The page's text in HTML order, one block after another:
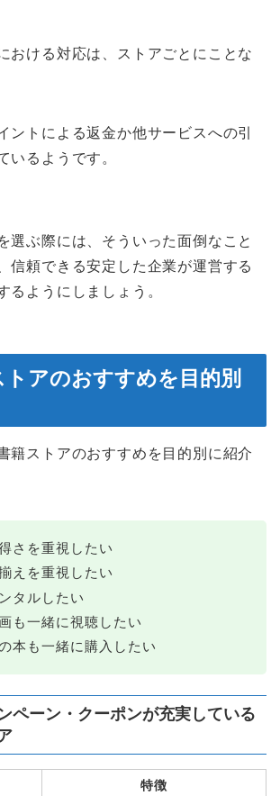
おける対応は、ストアごとにことな
ントによる返金か他サービスへの引
いるようです。
選ぶ際には、そういった面倒なこと
信頼できる安定した企業が運営する
るようにしましょう。
トアのおすすめを目的別
籍ストアのおすすめを目的別に紹介
さを重視したい
えを重視したい
タルしたい
も一緒に視聴したい
本も一緒に購入したい
ペーン・クーポンが充実している
特徴